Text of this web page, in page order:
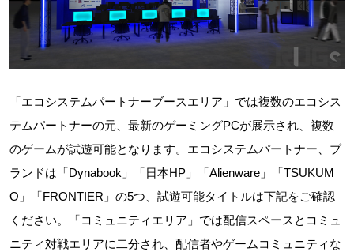
「エコシステムパートナーブースエリア」では複数のエコシス
テムパートナーの元、最新のゲーミングPCが展示され、複数
のゲームが試遊可能となります。エコシステムパートナー、ブ
ランドは「Dynabook」「日本HP」「Alienware」「TSUKUM
O」「FRONTIER」の5つ、試遊可能タイトルは下記をご確認
ください。「コミュニティエリア」では配信スペースとコミュ
ニティ対戦エリアに二分され、配信者やゲームコミュニティな